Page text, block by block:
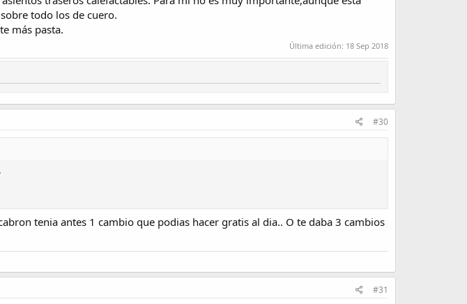
todo los de cuero.
más pasta.
Última edición: 18 Sep 2018
#30
tenia antes 1 cambio que podias hacer gratis al dia.. O te daba 3 cambios
#31